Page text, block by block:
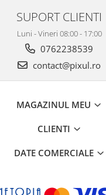
SUPORT CLIENTI
Luni - Vineri 08:00 - 17:00
0762238539
contact@pixul.ro
MAGAZINUL MEU
CLIENTI
DATE COMERCIALE